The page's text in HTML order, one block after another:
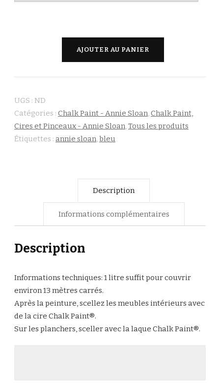
Greek
-
Annie
Sloan
AJOUTER AU PANIER
UGS : ND
Catégories : Chalk Paint - Annie Sloan Chalk Paint,
Cires et Pinceaux - Annie Sloan Tous les produits
Étiquettes : annie sloan bleu
Description
Informations complémentaires
Description
Informations techniques: 1 litre suffit pour couvrir
environ 13 mètres carrés.
Après la peinture, scellez les meubles intérieurs avec
de la cire Chalk Paint®.
Sur les planchers, sceller avec la laque Chalk Paint®.